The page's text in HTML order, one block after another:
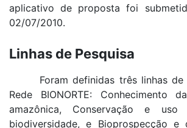
aplicativo de proposta foi
02/07/2010.
Linhas de Pesquisa
Foram definidas três linhas
Rede BIONORTE: Conhecimento
amazônica, Conservação e uso
biodiversidade, e Bioprospecção e